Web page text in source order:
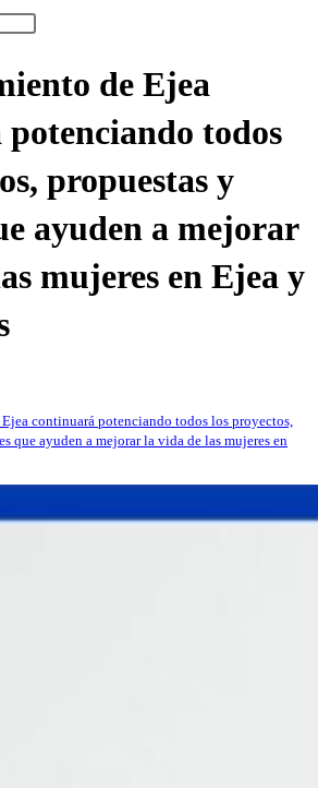
de Ejea
todos
propuestas y
ayuden a mejorar
mujeres en Ejea y
continuará potenciando todos los proyectos,
que ayuden a mejorar la vida de las mujeres en